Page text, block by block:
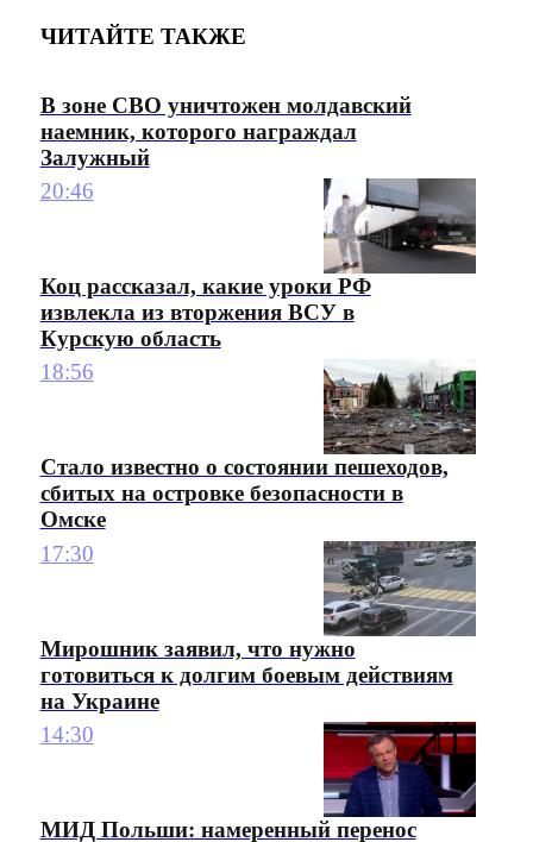
ЧИТАЙТЕ ТАКЖЕ
В зоне СВО уничтожен молдавский
наемник, которого награждал
Залужный
20:46
Коц рассказал, какие уроки РФ
извлекла из вторжения ВСУ в
Курскую область
18:56
Стало известно о состоянии пешеходов,
сбитых на островке безопасности в
Омске
17:30
Мирошник заявил, что нужно
готовиться к долгим боевым действиям
на Украине
14:30
МИД Польши: намеренный перенос